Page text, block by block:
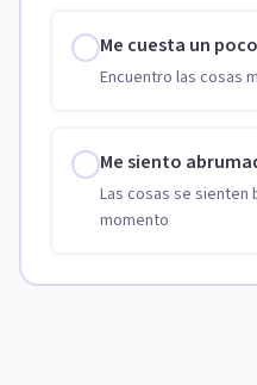
Me cuesta un poco
Encuentro las cosas
Me siento
Las cosas se
momento